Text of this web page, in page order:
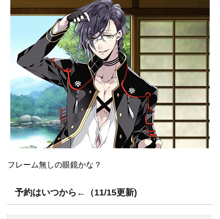
フレーム無しの眼鏡かな？
予約はいつから←（11/15更新)